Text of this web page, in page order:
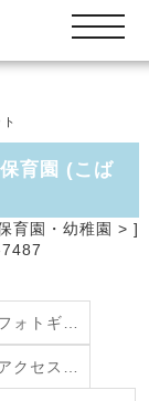
t
o
g
n
a
v
g
a
育園 (こば
育園・幼稚園 >]
7487